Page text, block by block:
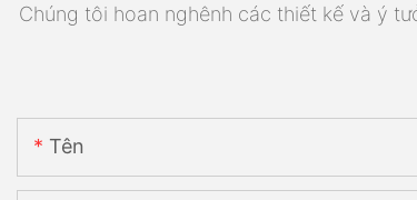
Chúng tôi hoan nghênh các thiết kế và ý
Tên